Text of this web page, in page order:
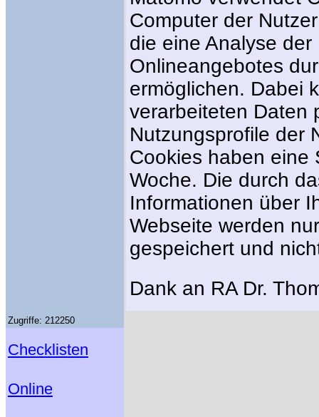
Computer der
die eine Analyse
Onlineangebotes
ermöglichen. Dabei
verarbeiteten Daten
Nutzungsprofile der
Cookies haben eine
Woche. Die durch
Informationen über
Webseite werden
gespeichert und
Dank an RA Dr.
Zugriffe: 212250
Checklisten
Online